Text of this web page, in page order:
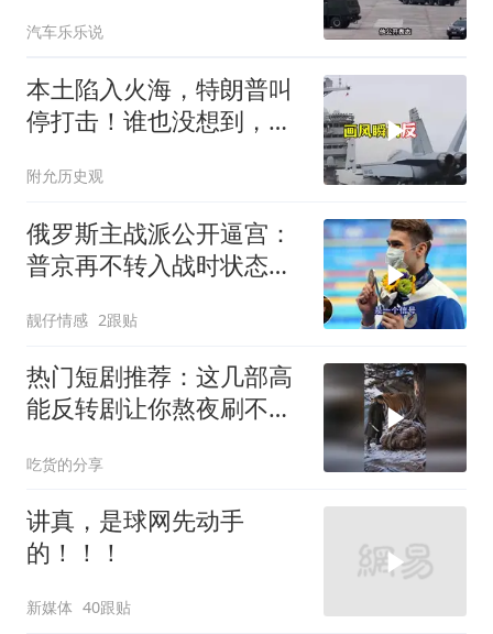
汽车乐乐说
本土陷入火海，特朗普叫
停打击！谁也没想到，中
附允历史观
俄罗斯主战派公开逼宫：
普京再不转入战时状态，
靓仔情感 2跟贴
热门短剧推荐：这几部高
能反转剧让你熬夜刷不
吃货的分享
讲真，是球网先动手
的！！！
新媒体 40跟贴